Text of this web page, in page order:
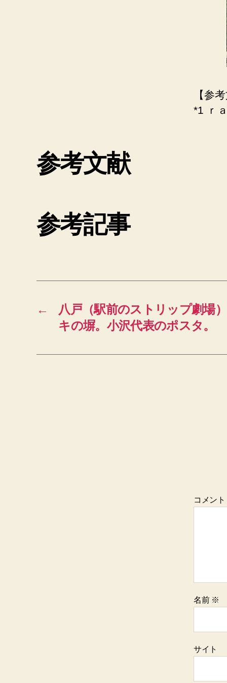
【参
*1 ｒ
参考文献
参考記事
←
八戸（駅前のストリップ劇場
キの塀。小沢代表のポスタ。
コメント
名前 ※
サイト